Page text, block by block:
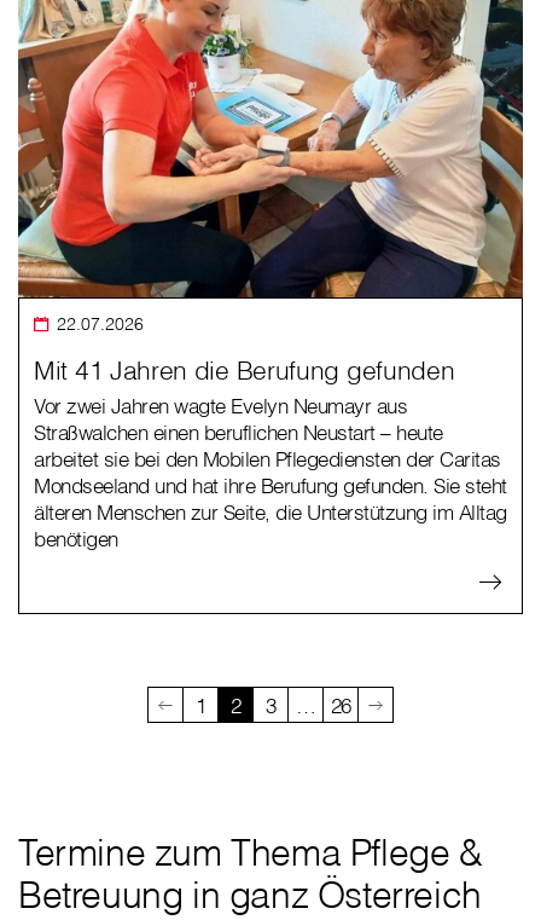
22.07.2026
Mit 41 Jahren die Berufung gefunden
Vor zwei Jahren wagte Evelyn Neumayr aus
Straßwalchen einen beruflichen Neustart – heute
arbeitet sie bei den Mobilen Pflegediensten der Caritas
Mondseeland und hat ihre Berufung gefunden. Sie steht
älteren Menschen zur Seite, die Unterstützung im Alltag
benötigen
1 2 3 … 26
Termine zum Thema Pflege &
Betreuung in ganz Österreich